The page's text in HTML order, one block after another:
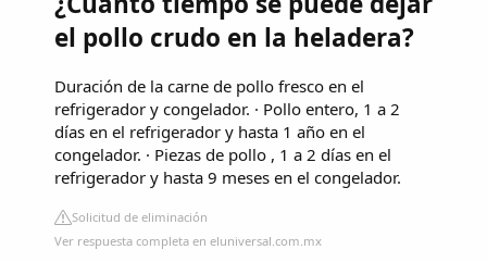
el pollo crudo en la heladera?
Duración de la carne de pollo fresco en el
refrigerador y congelador. · Pollo entero, 1 a 2
días en el refrigerador y hasta 1 año en el
congelador. · Piezas de pollo , 1 a 2 días en el
refrigerador y hasta 9 meses en el congelador.
Solicitud de eliminación
Ver respuesta completa en eluniversal.com.mx